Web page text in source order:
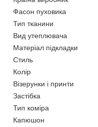
Фасон пуховика
Тип тканини
Вид утеплювача
Матеріал підкладки
Стиль
Колір
Візерунки і принти
Застібка
Тип коміра
Капюшон